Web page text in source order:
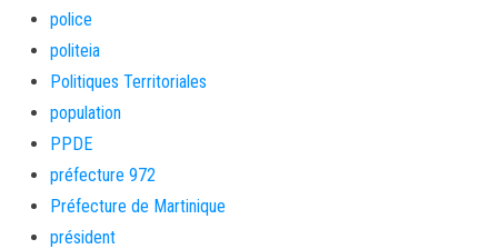
police
politeia
Politiques Territoriales
population
PPDE
préfecture 972
Préfecture de Martinique
président